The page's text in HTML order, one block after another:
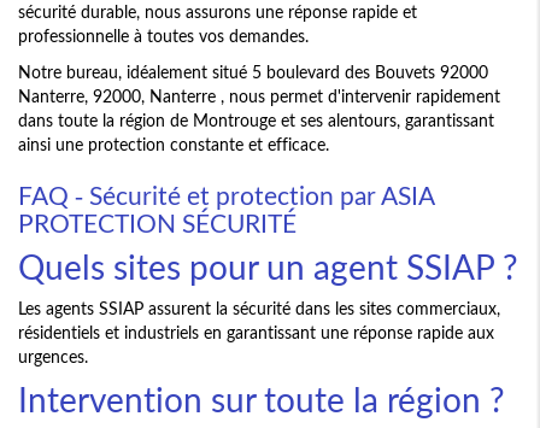
sécurité durable, nous assurons une réponse rapide et
professionnelle à toutes vos demandes.
Notre bureau, idéalement situé 5 boulevard des Bouvets 92000
Nanterre, 92000, Nanterre , nous permet d'intervenir rapidement
dans toute la région de Montrouge et ses alentours, garantissant
ainsi une protection constante et efficace.
FAQ - Sécurité et protection par ASIA
PROTECTION SÉCURITÉ
Quels sites pour un agent SSIAP ?
Les agents SSIAP assurent la sécurité dans les sites commerciaux,
résidentiels et industriels en garantissant une réponse rapide aux
urgences.
Intervention sur toute la région ?